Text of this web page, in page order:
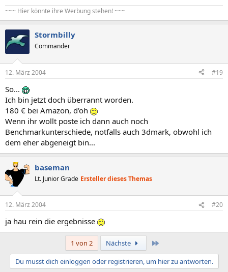
~~~ Hier könnte ihre Werbung stehen! ~~~
Stormbilly
Commander
12. März 2004 #19
So...
Ich bin jetzt doch überrannt worden.
180 € bei Amazon, d'oh
Wenn ihr wollt poste ich dann auch noch
Benchmarkunterschiede, notfalls auch 3dmark, obwohl ich
dem eher abgeneigt bin...
baseman
Lt. Junior Grade Ersteller dieses Themas
12. März 2004 #20
ja hau rein die ergebnisse
1 von 2 Nächste
Du musst dich einloggen oder registrieren, um hier zu antworten.